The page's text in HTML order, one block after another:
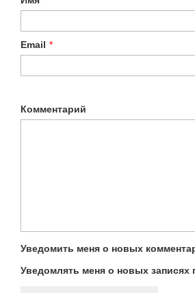
Email *
Комментарий
Уведомить меня о новых
Уведомлять меня о новых записях